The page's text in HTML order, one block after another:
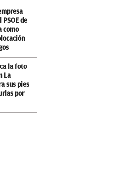
PSOE de
como
la foto
La
sus pies
por